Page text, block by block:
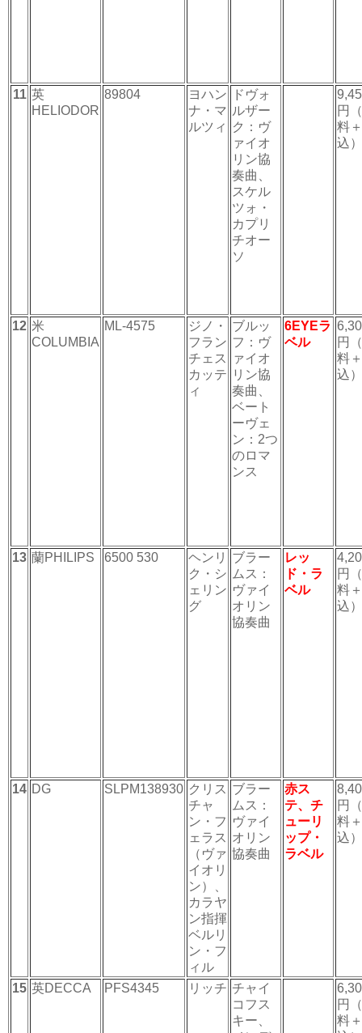
11 英
HELIODOR
89804
ヨハン
ナ・マ
ルツィ
ドヴォ
ルザー
ク：ヴ
ァイオ
リン協
奏曲、
スケル
ツォ・
カプリ
チオー
ソ
円
料
込）
12 米
COLUMBIA
ML-4575
ジノ・
フラン
チェス
カッテ
ィ
ブルッ
フ：ヴ
ァイオ
リン協
奏曲、
ベート
ーヴェ
ン：2つ
のロマ
ンス
6EYEラ
ベル
円
料
込）
13 蘭PHILIPS 6500 530
ヘンリ
ク・シ
ェリン
グ
ブラー
ムス：
ヴァイ
オリン
協奏曲
レッ
ド・ラ
ベル
円
料
込）
14 DG SLPM138930 クリス
チャ
ン・フ
ェラス
（ヴァ
イオリ
ン）、
カラヤ
ン指揮
ベルリ
ン・フ
ィル
ブラー
ムス：
ヴァイ
オリン
協奏曲
赤ス
テ、チ
ューリ
ップ・
ラベル
円
料
込）
15 英DECCA PFS4345 リッチ チャイ
コフス
キー、
円
料